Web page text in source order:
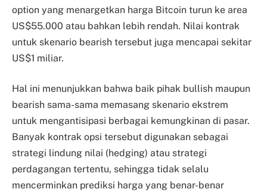
option yang menargetkan harga Bitcoin turun ke area
US$55.000 atau bahkan lebih rendah. Nilai kontrak
untuk skenario bearish tersebut juga mencapai sekitar
US$1 miliar.
Hal ini menunjukkan bahwa baik pihak bullish maupun
bearish sama-sama memasang skenario ekstrem
untuk mengantisipasi berbagai kemungkinan di pasar.
Banyak kontrak opsi tersebut digunakan sebagai
strategi lindung nilai (hedging) atau strategi
perdagangan tertentu, sehingga tidak selalu
mencerminkan prediksi harga yang benar-benar